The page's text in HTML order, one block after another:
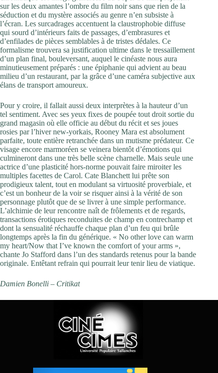
sur les deux amantes l’ombre du film noir sans que rien de la
séduction et du mystère associés au genre n’en subsiste à
l’écran. Les surcadrages accentuent la claustrophobie diffuse
qui sourd d’intérieurs faits de passages, d’embrasures et
d’enfilades de pièces semblables à de tristes dédales. Ce
formalisme trouvera sa justification ultime dans le tressaillement
d’un plan final, bouleversant, auquel le cinéaste nous aura
minutieusement préparés : une épiphanie qui advient au beau
milieu d’un restaurant, par la grâce d’une caméra subjective aux
élans de transport amoureux.
Pour y croire, il fallait aussi deux interprètes à la hauteur d’un
tel sentiment. Avec ses yeux fixes de poupée tout droit sortie du
grand magasin où elle officie au début du récit et ses joues
rosies par l’hiver new-yorkais, Rooney Mara est absolument
parfaite, toute entière retranchée dans un mutisme prédateur. Ce
visage encore marmoréen se veinera bientôt d’émotions qui
culmineront dans une très belle scène charnelle. Mais seule une
actrice d’une plasticité hors-norme pouvait faire miroiter les
multiples facettes de Carol. Cate Blanchett lui prête son
prodigieux talent, tout en modulant sa virtuosité proverbiale, et
c’est un bonheur de la voir se risquer ainsi à la vérité de son
personnage plutôt que de se livrer à une simple performance.
L’alchimie de leur rencontre naît de frôlements et de regards,
transactions érotiques reconduites de champ en contrechamp et
dont la sensualité réchauffe chaque plan d’un feu qui brûle
longtemps après la fin du générique. « No other love can warm
my heart/Now that I’ve known the comfort of your arms »,
chante Jo Stafford dans l’un des standards retenus pour la bande
originale. Entêtant refrain qui pourrait leur tenir lieu de viatique.
Damien Bonelli – Critikat